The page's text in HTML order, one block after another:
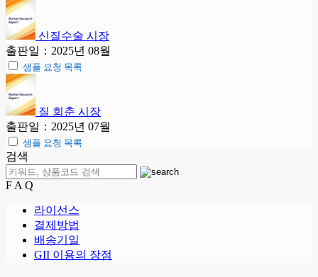
신질수술 시장
출판일：2025년 08월
샘플 요청 목록
질 회춘 시장
출판일：2025년 07월
샘플 요청 목록
검색
F A Q
라이선스
결제방법
배송기일
GII 이용의 장점